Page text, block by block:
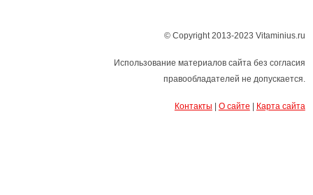
© Copyright 2013-2023 Vitaminius.ru
Использование материалов сайта без согласия
правообладателей не допускается.
Контакты | О сайте | Карта сайта